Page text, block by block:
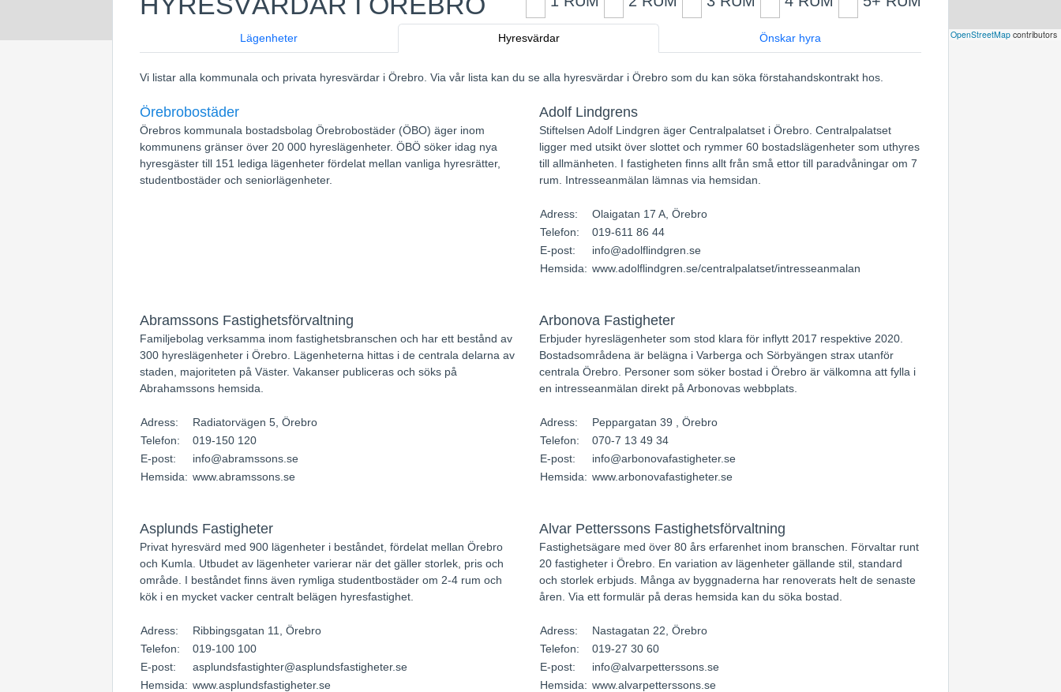
2
OpenStreetMap contributors
Lägenheter Hyresvärdar Önskar hyra
Vi listar alla kommunala och privata hyresvärdar i Örebro. Via vår lista kan du se alla hyresvärdar i Örebro som du kan söka förstahandskontrakt hos.
Örebrobostäder
Örebros kommunala bostadsbolag Örebrobostäder (ÖBO) äger inom
kommunens gränser över 20 000 hyreslägenheter. ÖBÖ söker idag nya
hyresgäster till 151 lediga lägenheter fördelat mellan vanliga hyresrätter,
studentbostäder och seniorlägenheter.
Adolf Lindgrens
Stiftelsen Adolf Lindgren äger Centralpalatset i Örebro. Centralpalatset
ligger med utsikt över slottet och rymmer 60 bostadslägenheter som uthyres
till allmänheten. I fastigheten finns allt från små ettor till paradvåningar om 7
rum. Intresseanmälan lämnas via hemsidan.
Adress:
Olaigatan 17 A, Örebro
Telefon:
019-611 86 44
E-post:
info@adolflindgren.se
Hemsida: www.adolflindgren.se/centralpalatset/intresseanmalan
Abramssons Fastighetsförvaltning
Familjebolag verksamma inom fastighetsbranschen och har ett bestånd av
300 hyreslägenheter i Örebro. Lägenheterna hittas i de centrala delarna av
staden, majoriteten på Väster. Vakanser publiceras och söks på
Abrahamssons hemsida.
Adress:
Radiatorvägen 5, Örebro
Telefon:
019-150 120
E-post:
info@abramssons.se
Hemsida: www.abramssons.se
Arbonova Fastigheter
Erbjuder hyreslägenheter som stod klara för inflytt 2017 respektive 2020.
Bostadsområdena är belägna i Varberga och Sörbyängen strax utanför
centrala Örebro. Personer som söker bostad i Örebro är välkomna att fylla i
en intresseanmälan direkt på Arbonovas webbplats.
Adress:
Peppargatan 39 , Örebro
Telefon:
070-7 13 49 34
E-post:
info@arbonovafastigheter.se
Hemsida: www.arbonovafastigheter.se
Asplunds Fastigheter
Privat hyresvärd med 900 lägenheter i beståndet, fördelat mellan Örebro
och Kumla. Utbudet av lägenheter varierar när det gäller storlek, pris och
område. I beståndet finns även rymliga studentbostäder om 2-4 rum och
kök i en mycket vacker centralt belägen hyresfastighet.
Adress:
Ribbingsgatan 11, Örebro
Telefon:
019-100 100
E-post:
asplundsfastighter@asplundsfastigheter.se
Hemsida: www.asplundsfastigheter.se
Alvar Petterssons Fastighetsförvaltning
Fastighetsägare med över 80 års erfarenhet inom branschen. Förvaltar runt
20 fastigheter i Örebro. En variation av lägenheter gällande stil, standard
och storlek erbjuds. Många av byggnaderna har renoverats helt de senaste
åren. Via ett formulär på deras hemsida kan du söka bostad.
Adress:
Nastagatan 22, Örebro
Telefon:
019-27 30 60
E-post:
info@alvarpetterssons.se
Hemsida: www.alvarpetterssons.se